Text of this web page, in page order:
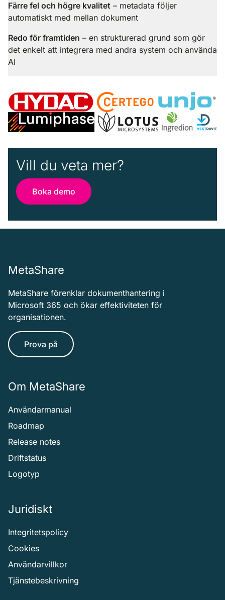
Färre fel och högre kvalitet – metadata följer
automatiskt med mellan dokument
Redo för framtiden – en strukturerad grund som gör
det enkelt att integrera med andra system och använda
AI
u
n
Vill du veta mer?
Boka demo
MetaShare
MetaShare förenklar dokumenthantering i
Microsoft 365 och ökar effektiviteten för
organisationen.
Prova på
Om MetaShare
Användarmanual
Roadmap
Release notes
Driftstatus
Logotyp
Juridiskt
Integritetspolicy
Cookies
Användarvillkor
Tjänstebeskrivning